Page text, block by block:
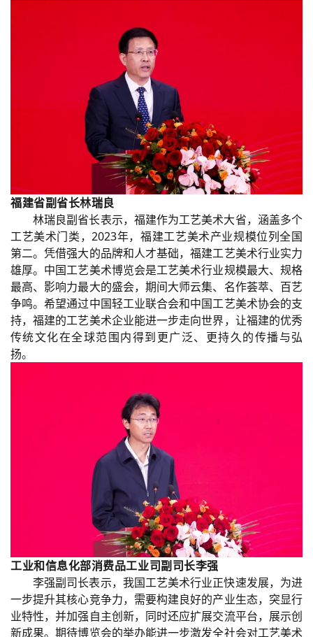
福建省副省长林瑞良
林瑞良副省长表示，福建作为工艺美术大省，涵盖多个
工艺美术门类，2023年，福建工艺美术产业规模位列全国
第二。凭借强大的品牌和人才基础，福建工艺美术行业实力
雄厚。中国工艺美术博览会是工艺美术行业规模最大、规格
最高、影响力最大的盛会，期间大师云集、名作荟萃、百艺
争鸣。希望通过中国轻工业联合会和中国工艺美术协会的支
持，福建的工艺美术企业能进一步走向世界，让福建的优秀
传统文化在全球范围内得到更广泛、更持久的传播与弘
扬。
工业和信息化部消费品工业司副司长李强
李强副司长表示，我国工艺美术行业正快速发展，为进
一步提升其核心竞争力，需要构建良好的产业生态，突显行
业特性，并加强自主创新，同时还应扩展交流平台，展示创
新成果。期待博览会的举办能进一步激发全社会对工艺美术